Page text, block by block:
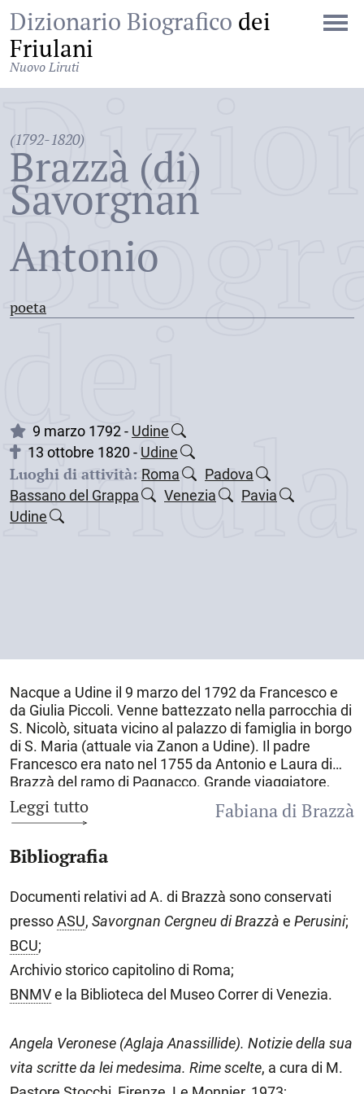
Dizionario Biografico dei
Friulani
Nuovo Liruti
(1792-1820)
Brazzà (di)
Savorgnan
Antonio
poeta
dei
9 marzo 1792 - Udine
13 ottobre 1820 - Udine
Luoghi di attività: Roma
Padova
Bassano del Grappa
Venezia
Pavia
Udine
Nacque a Udine il 9 marzo del 1792da Francesco e
da Giulia Piccoli. Venne battezzato nella parrocchia di
S. Nicolò, situata vicino al palazzo di famiglia in borgo
di S. Maria (attuale via Zanon a Udine). Il padre
Francesco era nato nel 1755 da Antonio e Laura di
Brazzà del ramo di Pagnacco. Grande viaggiatore,
amante dell’avventura, nel 1784, al ritorno dai suoi
viaggi, sposò Giulia, nata nel 1765, appartenente alla
possidente. La famiglia apparteneva alla feudalità
friulana, che nel Settecento viveva agiatamente tra i
suoi possedimenti agricoli e il palazzo di Udine.
Godeva anche di un’intensa frequentazione con
letterati noti all’epoca. Giulia Piccoli fu in contatto con
Walter Scott e con altri intellettuali. Fu protettrice di
Antonio Canova, che fu maestro del figlio Ascanio. Le
relazioni epistolari di Antonio coinvolsero poeti e
letterati come Ippolito Pindemonte e Iacopo Vittorelli,
alla madre, donna di mentalità aperta, che la casa
Brazzà divenne un salotto illustre frequentato dal
Canova, dall’astronomo Roggero Boscovich,
Leggi tutto
Fabiana di Brazzà
Bibliografia
Documenti relativi ad A. di Brazzà sono conservati
pressoASU, Savorgnan Cergneu di Brazzà e Perusini;
BCU;
Archivio storico capitolino di Roma;
BNMVe la Biblioteca del Museo Correr di Venezia.
Angela Veronese (Aglaja Anassillide). Notizie della sua
vita scritte da lei medesima. Rime scelte, a cura di M.